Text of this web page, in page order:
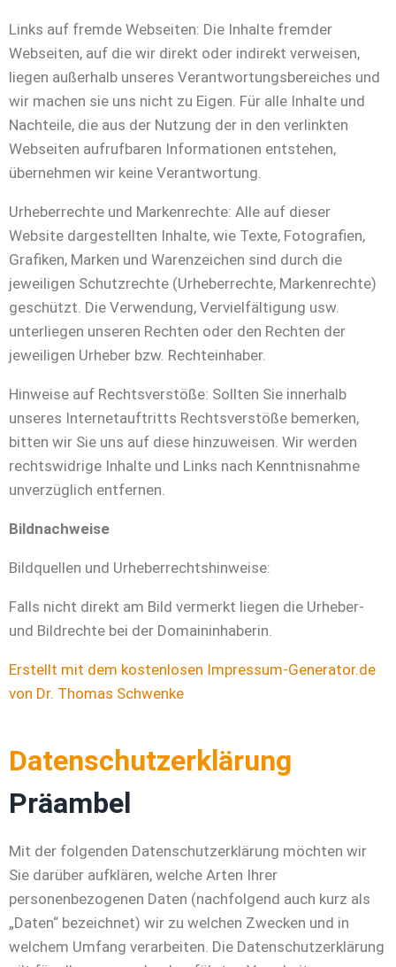
Links auf fremde Webseiten: Die Inhalte fremder
Webseiten, auf die wir direkt oder indirekt verweisen,
liegen außerhalb unseres Verantwortungsbereiches und
wir machen sie uns nicht zu Eigen. Für alle Inhalte und
Nachteile, die aus der Nutzung der in den verlinkten
Webseiten aufrufbaren Informationen entstehen,
übernehmen wir keine Verantwortung.
Urheberrechte und Markenrechte: Alle auf dieser
Website dargestellten Inhalte, wie Texte, Fotografien,
Grafiken, Marken und Warenzeichen sind durch die
jeweiligen Schutzrechte (Urheberrechte, Markenrechte)
geschützt. Die Verwendung, Vervielfältigung usw.
unterliegen unseren Rechten oder den Rechten der
jeweiligen Urheber bzw. Rechteinhaber.
Hinweise auf Rechtsverstöße: Sollten Sie innerhalb
unseres Internetauftritts Rechtsverstöße bemerken,
bitten wir Sie uns auf diese hinzuweisen. Wir werden
rechtswidrige Inhalte und Links nach Kenntnisnahme
unverzüglich entfernen.
Bildnachweise
Bildquellen und Urheberrechtshinweise:
Falls nicht direkt am Bild vermerkt liegen die Urheber-
und Bildrechte bei der Domaininhaberin.
Erstellt mit dem kostenlosen Impressum-Generator.de
von Dr. Thomas Schwenke
Datenschutzerklärung
Präambel
Mit der folgenden Datenschutzerklärung möchten wir
Sie darüber aufklären, welche Arten Ihrer
personenbezogenen Daten (nachfolgend auch kurz als
„Daten“ bezeichnet) wir zu welchen Zwecken und in
welchem Umfang verarbeiten. Die Datenschutzerklärung